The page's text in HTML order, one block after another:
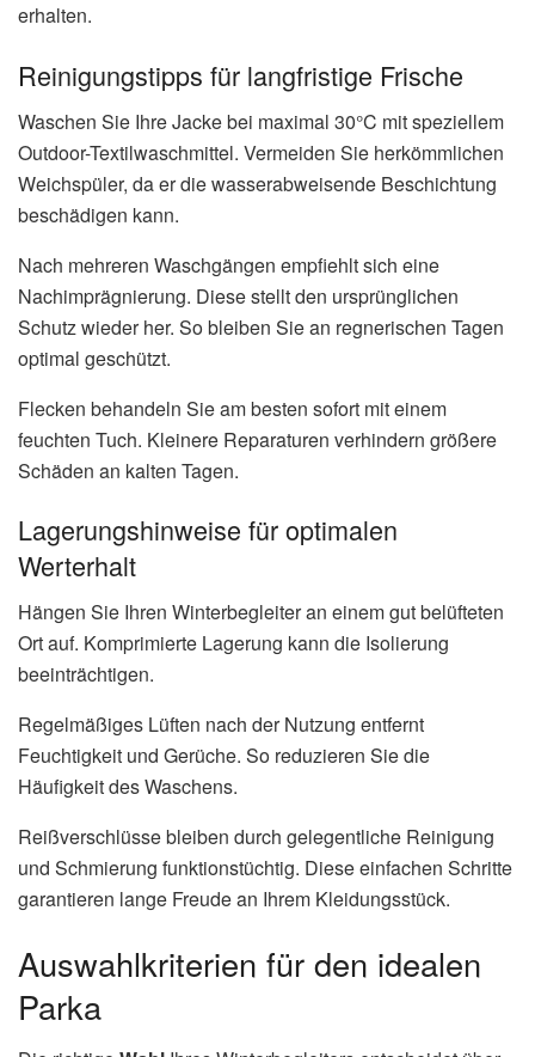
erhalten.
Reinigungstipps für langfristige Frische
Waschen Sie Ihre Jacke bei maximal 30°C mit speziellem
Outdoor-Textilwaschmittel. Vermeiden Sie herkömmlichen
Weichspüler, da er die wasserabweisende Beschichtung
beschädigen kann.
Nach mehreren Waschgängen empfiehlt sich eine
Nachimprägnierung. Diese stellt den ursprünglichen
Schutz wieder her. So bleiben Sie an regnerischen Tagen
optimal geschützt.
Flecken behandeln Sie am besten sofort mit einem
feuchten Tuch. Kleinere Reparaturen verhindern größere
Schäden an kalten Tagen.
Lagerungshinweise für optimalen
Werterhalt
Hängen Sie Ihren Winterbegleiter an einem gut belüfteten
Ort auf. Komprimierte Lagerung kann die Isolierung
beeinträchtigen.
Regelmäßiges Lüften nach der Nutzung entfernt
Feuchtigkeit und Gerüche. So reduzieren Sie die
Häufigkeit des Waschens.
Reißverschlüsse bleiben durch gelegentliche Reinigung
und Schmierung funktionstüchtig. Diese einfachen Schritte
garantieren lange Freude an Ihrem Kleidungsstück.
Auswahlkriterien für den idealen
Parka